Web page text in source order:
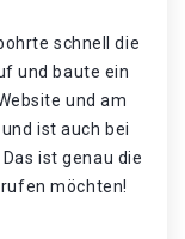
schnell die
und baute ein
und am
ist auch bei
ist genau die
möchten!